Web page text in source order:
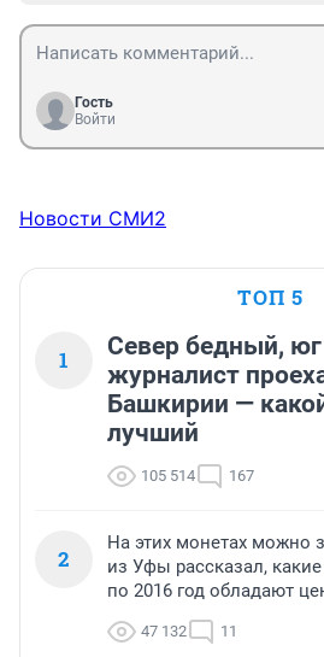
Гость
Войти
Новости СМИ2
ТОП 5
1
Север бедный,
журналист
Башкирии —
лучший
105 514 167
2
На этих монетах можно
из Уфы рассказал,
по 2016 год обладают
47 132 11